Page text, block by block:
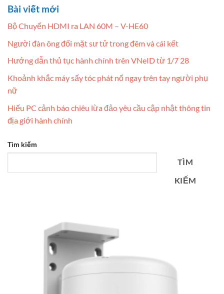
Bài viết mới
Bộ Chuyển HDMI ra LAN 60M – V-HE60
Người đàn ông đối mặt sư tử trong đêm và cái kết
Hướng dẫn thủ tục hành chính trên VNeID từ 1/7 28
Khoảnh khắc máy sấy tóc phát nổ ngay trên tay người phụ
nữ
Hiếu PC cảnh báo chiêu lừa đảo yêu cầu cập nhật thông tin
địa giới hành chính
Tìm kiếm
TÌM
KIẾM